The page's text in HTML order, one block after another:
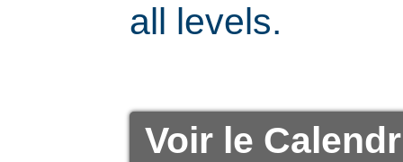
all levels.
Voir le